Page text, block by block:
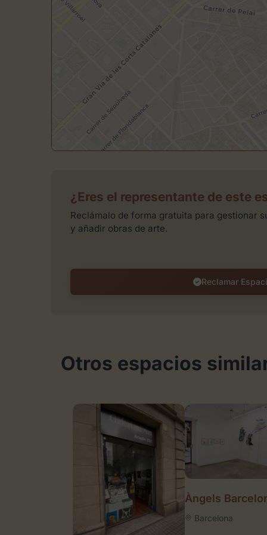
¿Eres el representante de este
Reclámalo de forma gratuita para gestionar
y añadir obras de arte.
Reclamar
Otros espacios
Àngels
Barcelona